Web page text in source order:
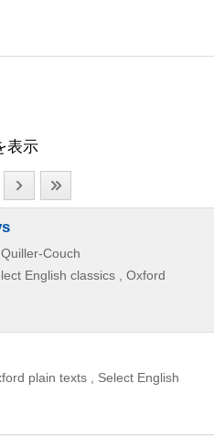
表示
Couch
English classics , Oxford
plain texts , Select English